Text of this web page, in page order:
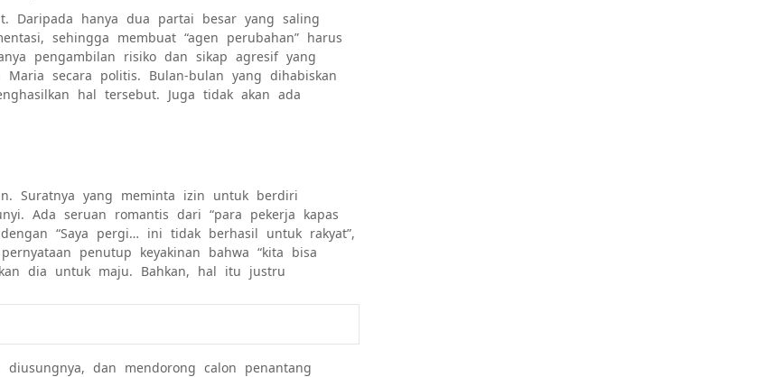
Daripada hanya dua partai besar yang saling
sehingga membuat “agen perubahan” harus
pengambilan risiko dan sikap agresif yang
secara politis. Bulan-bulan yang dihabiskan
hal tersebut. Juga tidak akan ada
Suratnya yang meminta izin untuk berdiri
Ada seruan romantis dari “para pekerja kapas
“Saya pergi… ini tidak berhasil untuk rakyat”,
penutup keyakinan bahwa “kita bisa
dia untuk maju. Bahkan, hal itu justru
diusungnya, dan mendorong calon penantang